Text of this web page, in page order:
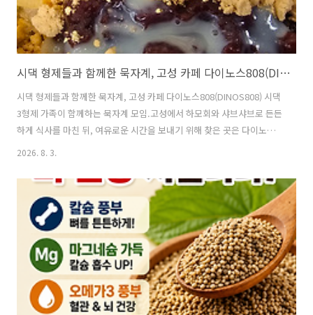
시댁 형제들과 함께한 묵자계, 고성 카페 다이노스808(DINOS808)
시댁 형제들과 함께한 묵자계, 고성 카페 다이노스808(DINOS808) 시댁
3형제 가족이 함께하는 묵자계 모임.고성에서 하모회와 샤브샤브로 든든
하게 식사를 마친 뒤, 여유로운 시간을 보내기 위해 찾은 곳은 다이노스
808(DINOS808) 카페였습니다.경남 고성군 하이면 자란만로 719-6에
러져 편안하게 쉬어가기 좋은 카페였습니다. 다이노스808 경남 고성군
하이면 자란만로 719-6 ▲ 다육이 ※ 입구부터 반겨주는 다육이카페 입
구에는 다양한 다육식물이 예쁘게 놓여 있어 방문객을 반갑게 맞아줍니
다. 작은 정원 같은 분위기가 첫인상부터 기분을 좋게 만들어 주었습니
다. ▲ 100% 수제빵'100% 수제빵'이라는..
2026. 8. 3.